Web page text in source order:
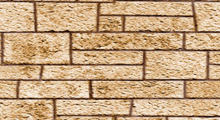
Zaubermolch und Kolibrigesumm, dieses Wasser sei
fortan Rum
Angriffszauber
Amnesia
Anteoculatia
Avifors
Bombarda
Bombarda Maxima
Calvorio
Colloshoo
Confringo
Confundo
Dämonenfeuer
Defodio
Densaugeo